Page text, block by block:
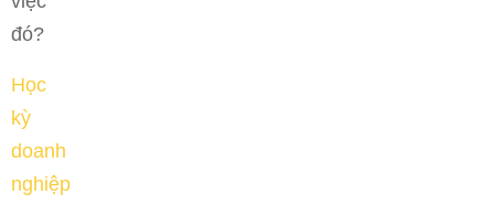
đó?
Học
kỳ
doanh
nghiệp